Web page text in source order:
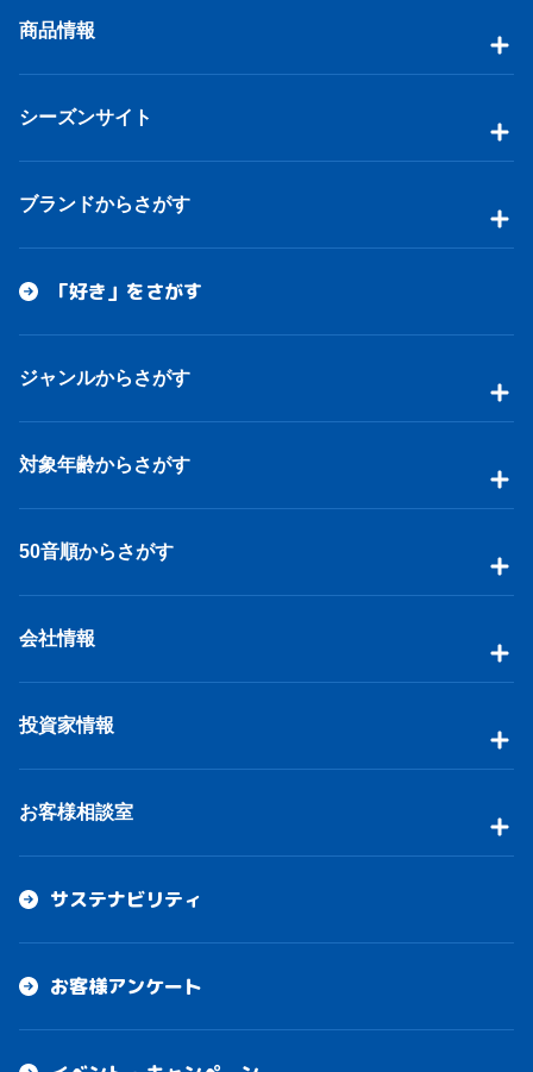
商品情報
シーズンサイト
ブランドからさがす
「好き」をさがす
ジャンルからさがす
対象年齢からさがす
50音順からさがす
会社情報
投資家情報
お客様相談室
サステナビリティ
お客様アンケート